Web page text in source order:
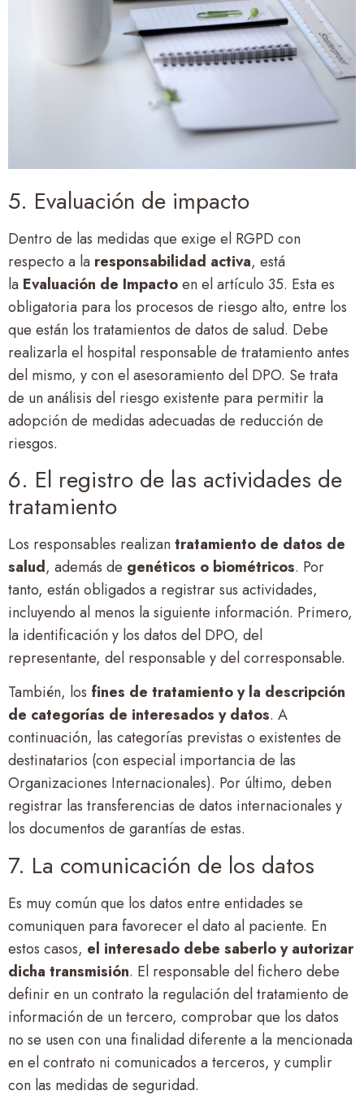
5. Evaluación de impacto
Dentro de las medidas que exige el RGPD con
respecto a la responsabilidad activa, está
la Evaluación de Impactoen el artículo 35. Esta es
obligatoria para los procesos de riesgo alto, entre los
que están los tratamientos de datos de salud. Debe
realizarla el hospital responsable de tratamiento antes
del mismo, y con el asesoramiento del DPO. Se trata
de un análisis del riesgo existente para permitir la
adopción de medidas adecuadas de reducción de
riesgos.
6. El registro de las actividades de
tratamiento
Los responsables realizantratamiento de datos de
salud, además de genéticos o biométricos. Por
tanto, están obligados a registrar sus actividades,
incluyendo al menos la siguiente información. Primero,
la identificación y los datos del DPO, del
representante, del responsable y del corresponsable.
También, los fines de tratamiento y la descripción
de categorías de interesados y datos. A
continuación, las categorías previstas o existentes de
destinatarios (con especial importancia de las
Organizaciones Internacionales). Por último, deben
registrar las transferencias de datos internacionales y
los documentos de garantías de estas.
7. La comunicación de los datos
Es muy común que los datos entre entidades se
comuniquen para favorecer el dato al paciente. En
estos casos, el interesado debe saberlo y autorizar
dicha transmisión. El responsable del fichero debe
definir en un contrato la regulación del tratamiento de
información de un tercero, comprobar que los datos
no se usen con una finalidad diferente a la mencionada
en el contrato ni comunicados a terceros, y cumplir
con las medidas de seguridad.